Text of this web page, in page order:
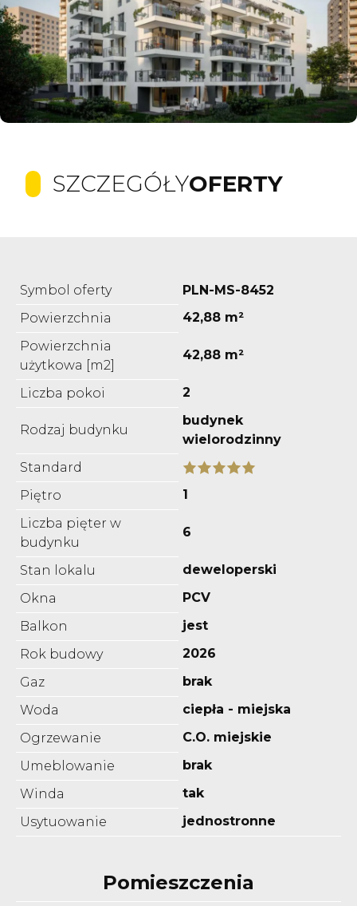
SZCZEGÓŁYOFERTY
Symbol oferty
PLN-MS-8452
Powierzchnia
42,88 m²
Powierzchnia
użytkowa [m2]
42,88 m²
Liczba pokoi 2
Rodzaj budynku
budynek
wielorodzinny
Standard
Piętro
1
Liczba pięter w
budynku
6
Stan lokalu
deweloperski
Okna
PCV
Balkon
jest
Rok budowy
2026
Gaz
brak
Woda
ciepła - miejska
Ogrzewanie
C.O. miejskie
Umeblowanie
brak
Winda
tak
Usytuowanie
jednostronne
Pomieszczenia